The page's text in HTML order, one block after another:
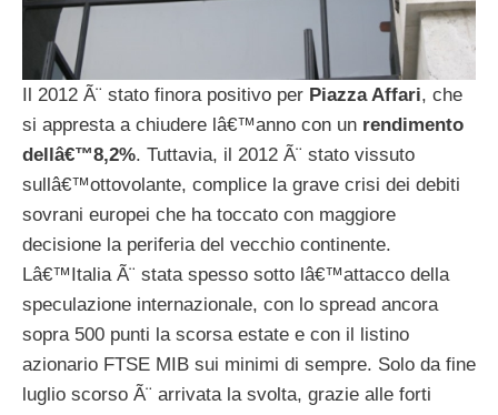
Il 2012 Ã¨ stato finora positivo per Piazza Affari, che
si appresta a chiudere lâ€™anno con un rendimento
dellâ€™8,2%. Tuttavia, il 2012 Ã¨ stato vissuto
sullâ€™ottovolante, complice la grave crisi dei debiti
sovrani europei che ha toccato con maggiore
decisione la periferia del vecchio continente.
Lâ€™Italia Ã¨ stata spesso sotto lâ€™attacco della
speculazione internazionale, con lo spread ancora
sopra 500 punti la scorsa estate e con il listino
azionario FTSE MIB sui minimi di sempre. Solo da fine
luglio scorso Ã¨ arrivata la svolta, grazie alle forti